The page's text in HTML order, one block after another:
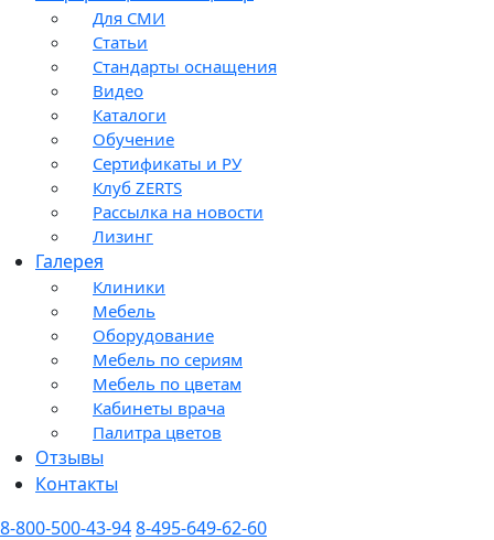
Для СМИ
Статьи
Стандарты оснащения
Видео
Каталоги
Обучение
Сертификаты и РУ
Клуб ZERTS
Рассылка на новости
Лизинг
Галерея
Клиники
Мебель
Оборудование
Мебель по сериям
Мебель по цветам
Кабинеты врача
Палитра цветов
Отзывы
Контакты
8-800-500-43-948-495-649-62-60